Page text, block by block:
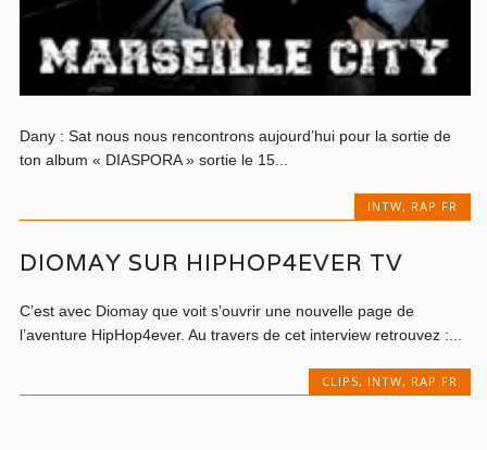
Dany : Sat nous nous rencontrons aujourd’hui pour la sortie de
ton album « DIASPORA » sortie le 15...
INTW, RAP FR
DIOMAY SUR HIPHOP4EVER TV
C’est avec Diomay que voit s’ouvrir une nouvelle page de
l’aventure HipHop4ever. Au travers de cet interview retrouvez :...
CLIPS, INTW, RAP FR